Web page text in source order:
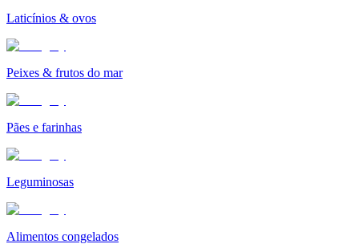
Laticínios & ovos
Peixes & frutos do mar
Pães e farinhas
Leguminosas
Alimentos congelados